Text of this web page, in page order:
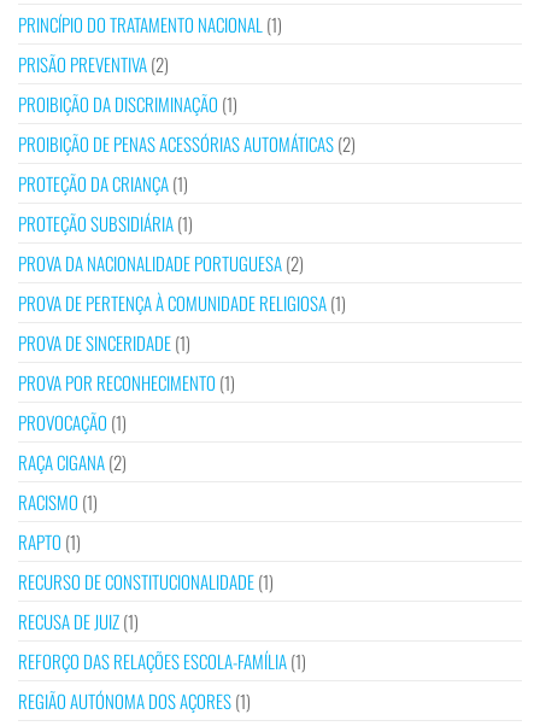
PRINCÍPIO DO TRATAMENTO NACIONAL (1)
PRISÃO PREVENTIVA(2)
PROIBIÇÃO DA DISCRIMINAÇÃO (1)
PROIBIÇÃO DE PENAS ACESSÓRIAS AUTOMÁTICAS(2)
PROTEÇÃO DA CRIANÇA(1)
PROTEÇÃO SUBSIDIÁRIA(1)
PROVA DA NACIONALIDADE PORTUGUESA(2)
PROVA DE PERTENÇA À COMUNIDADE RELIGIOSA(1)
PROVA DE SINCERIDADE(1)
PROVA POR RECONHECIMENTO (1)
PROVOCAÇÃO (1)
RAÇA CIGANA(2)
RACISMO (1)
RAPTO (1)
RECURSO DE CONSTITUCIONALIDADE(1)
RECUSA DE JUIZ(1)
REFORÇO DAS RELAÇÕES ESCOLA-FAMÍLIA(1)
REGIÃO AUTÓNOMA DOS AÇORES(1)